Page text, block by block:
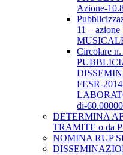
Azione-
11 –
Circolare
FESR-
di-
DETERMINA
TRAMITE o da
NOMINA RUP